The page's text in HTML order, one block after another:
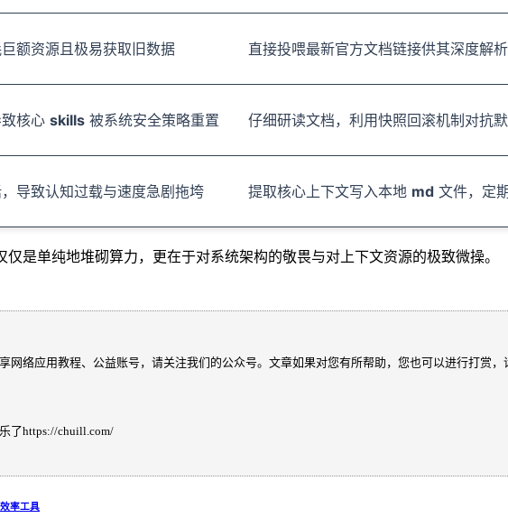
额资源且极易获取旧数据 直接投喂最新官方文档链接供其深度解
核心 skills 被系统安全策略重置 仔细研读文档，利用快照回滚机制对抗
导致认知过载与速度急剧拖垮 提取核心上下文写入本地 md 文件，定
是单纯地堆砌算力，更在于对系统架构的敬畏与对上下文资源的极致微操。
网络应用教程、公益账号，请关注我们的公众号。文章如果对您有所帮助，您也可以进行打赏
了https://chuill.com/
率工具